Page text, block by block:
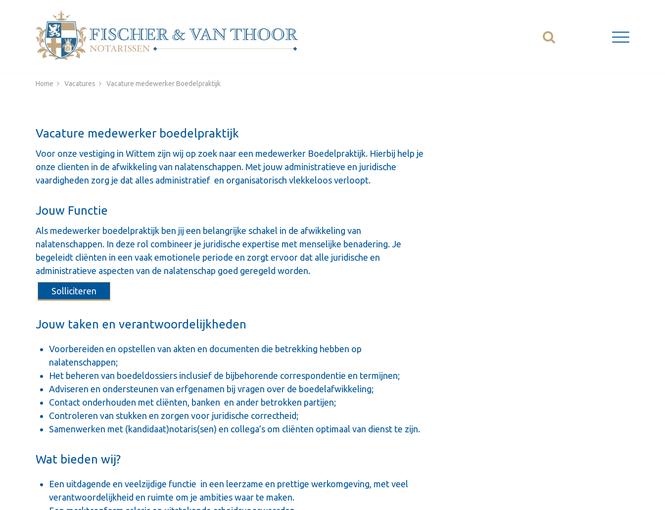
Home Vacatures Vacature medewerker Boedelpraktijk
Vacature medewerker boedelpraktijk
Voor onze vestiging in Wittem zijn wij op zoek naar een medewerker Boedelpraktijk. Hierbij help je
onze clienten in de afwikkeling van nalatenschappen. Met jouw administratieve en juridische
vaardigheden zorg je dat alles administratief en organisatorisch vlekkeloos verloopt.
Jouw Functie
Als medewerker boedelpraktijk ben jij een belangrijke schakel in de afwikkeling van
nalatenschappen. In deze rol combineer je juridische expertise met menselijke benadering. Je
begeleidt cliënten in een vaak emotionele periode en zorgt ervoor dat alle juridische en
administratieve aspecten van de nalatenschap goed geregeld worden.
Solliciteren
Jouw taken en verantwoordelijkheden
Voorbereiden en opstellen van akten en documenten die betrekking hebben op
nalatenschappen;
Het beheren van boedeldossiers inclusief de bijbehorende correspondentie en termijnen;
Adviseren en ondersteunen van erfgenamen bij vragen over de boedelafwikkeling;
Contact onderhouden met cliënten, banken en ander betrokken partijen;
Controleren van stukken en zorgen voor juridische correctheid;
Samenwerken met (kandidaat)notaris(sen) en collega’s om cliënten optimaal van dienst te zijn.
Wat bieden wij?
Een uitdagende en veelzijdige functie in een leerzame en prettige werkomgeving, met veel
verantwoordelijkheid en ruimte om je ambities waar te maken.